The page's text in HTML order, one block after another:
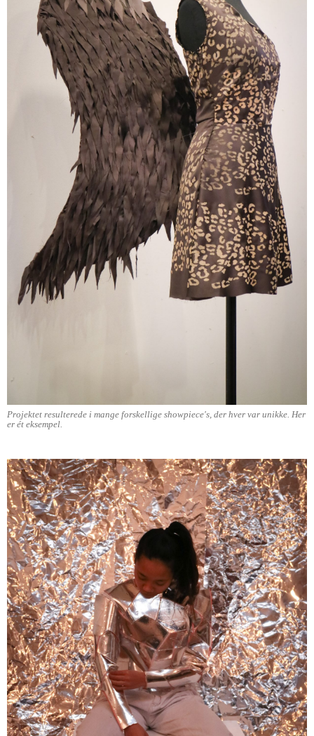
Projektet resulterede i mange forskellige showpiece's, der hver var unikke. Her
er ét eksempel.